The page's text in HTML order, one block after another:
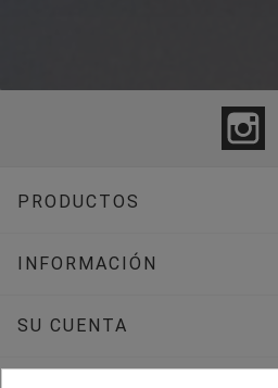
PRODUCTOS
INFORMACIÓN
SU CUENTA